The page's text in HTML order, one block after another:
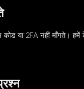
कोड या 2FA नहीं